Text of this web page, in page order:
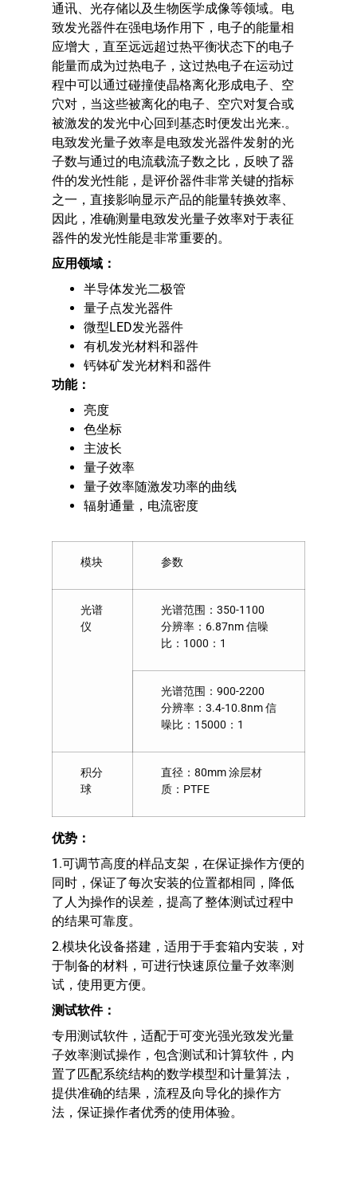
通讯、光存储以及生物医学成像等领域。电
致发光器件在强电场作用下，电子的能量相
应增大，直至远远超过热平衡状态下的电子
能量而成为过热电子，这过热电子在运动过
程中可以通过碰撞使晶格离化形成电子、空
穴对，当这些被离化的电子、空穴对复合或
被激发的发光中心回到基态时便发出光来.。
电致发光量子效率是电致发光器件发射的光
子数与通过的电流载流子数之比，反映了器
件的发光性能，是评价器件非常关键的指标
之一，直接影响显示产品的能量转换效率、
因此，准确测量电致发光量子效率对于表征
器件的发光性能是非常重要的。
应用领域：
半导体发光二极管
量子点发光器件
微型LED发光器件
有机发光材料和器件
钙钵矿发光材料和器件
功能：
亮度
色坐标
主波长
量子效率
量子效率随激发功率的曲线
辐射通量，电流密度
模块 参数
光谱
仪
光谱范围：350-1100
分辨率：6.87nm 信噪
比：1000：1
光谱范围：900-2200
分辨率：3.4-10.8nm 信
噪比：15000：1
积分
球
直径：80mm 涂层材
质：PTFE
优势：
1.可调节高度的样品支架，在保证操作方便的
同时，保证了每次安装的位置都相同，降低
了人为操作的误差，提高了整体测试过程中
的结果可靠度。
2.模块化设备搭建，适用于手套箱内安装，对
于制备的材料，可进行快速原位量子效率测
试，使用更方便。
测试软件：
专用测试软件，适配于可变光强光致发光量
子效率测试操作，包含测试和计算软件，内
置了匹配系统结构的数学模型和计量算法，
提供准确的结果，流程及向导化的操作方
法，保证操作者优秀的使用体验。